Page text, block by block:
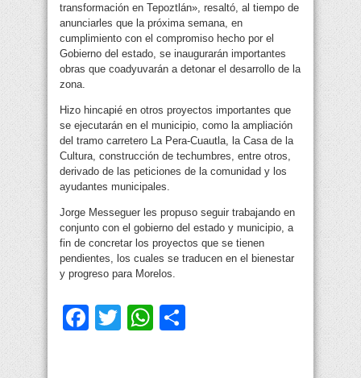
transformación en Tepoztlán», resaltó, al tiempo de
anunciarles que la próxima semana, en
cumplimiento con el compromiso hecho por el
Gobierno del estado, se inaugurarán importantes
obras que coadyuvarán a detonar el desarrollo de la
zona.
Hizo hincapié en otros proyectos importantes que
se ejecutarán en el municipio, como la ampliación
del tramo carretero La Pera-Cuautla, la Casa de la
Cultura, construcción de techumbres, entre otros,
derivado de las peticiones de la comunidad y los
ayudantes municipales.
Jorge Messeguer les propuso seguir trabajando en
conjunto con el gobierno del estado y municipio, a
fin de concretar los proyectos que se tienen
pendientes, los cuales se traducen en el bienestar
y progreso para Morelos.
Facebook
TwitterWhatsApp